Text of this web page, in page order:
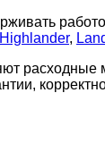
Highlander,